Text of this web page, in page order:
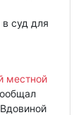
суд для
местной